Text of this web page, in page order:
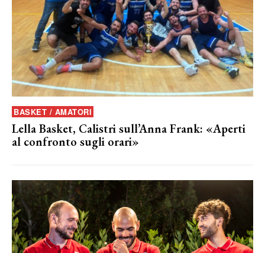
BASKET / AMATORI
Lella Basket, Calistri sull’Anna Frank: «Aperti
al confronto sugli orari»